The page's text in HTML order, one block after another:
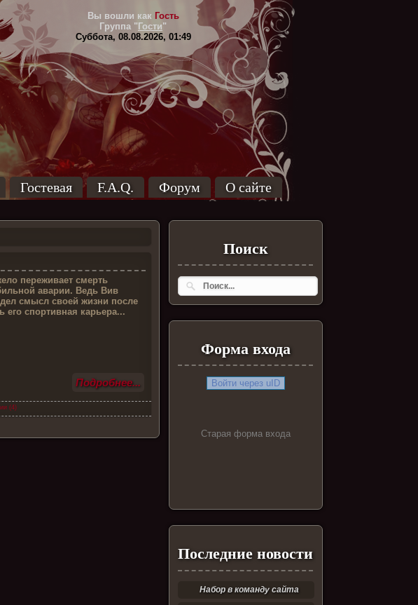
Вы вошли как Гость
Группа " Гости"
Суббота, 08.08.2026, 01:49
Гостевая F.A.Q. Форум О сайте
переживает смерть
аварии. Ведь Вив
смысл своей жизни после
его спортивная карьера...
Подробнее...
(4)
Поиск
Форма входа
Войти через uID
Старая форма входа
Последние новости
Набор в команду сайта